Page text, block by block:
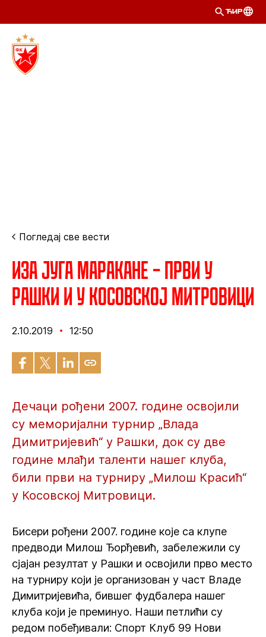
ЋИР
Погледај све вести
Иза југа Маракане – Први у
Рашки и у Косовској Митровици
2.10.2019 12:50
Дечаци рођени 2007. године освојили
су меморијални турнир „Влада
Димитријевић“ у Рашки, док су две
године млађи таленти нашег клуба,
били први на турниру „Милош Красић“
у Косовској Митровици.
Бисери рођени 2007. године које са клупе
предводи Милош Ђорђевић, забележили су
сјајан резултат у Рашки и освојили прво место
на турниру који је организован у част Владе
Димитријевића, бившег фудбалера нашег
клуба који је преминуо. Наши петлићи су
редом побеђивали: Спорт Клуб 99 Нови